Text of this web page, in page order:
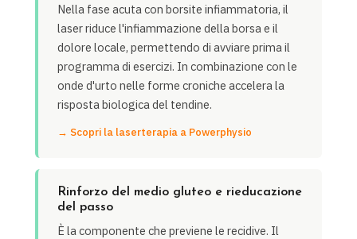
Nella fase acuta con borsite infiammatoria, il
laser riduce l'infiammazione della borsa e il
dolore locale, permettendo di avviare prima il
programma di esercizi. In combinazione con le
onde d'urto nelle forme croniche accelera la
risposta biologica del tendine.
→ Scopri la laserterapia a Powerphysio
Rinforzo del medio gluteo e rieducazione
del passo
È la componente che previene le recidive. Il